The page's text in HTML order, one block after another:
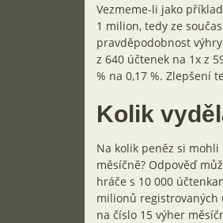
Vezmeme-li jako
1 milion, tedy ze
pravděpodobnost
z 640 účtenek na 1x z
% na 0,17 %. Zlepšení
Kolik
Na kolik peněz si
měsíčně? Odpověď
hráče s 10 000
milionů registrovaných
na číslo 15 výher